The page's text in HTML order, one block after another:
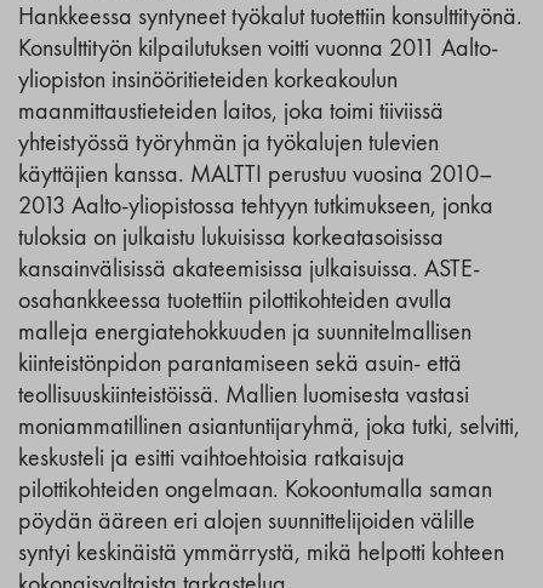
Hankkeessa syntyneet työkalut tuotettiin konsulttityönä.
Konsulttityön kilpailutuksen voitti vuonna 2011 Aalto-
yliopiston insinööritieteiden korkeakoulun
maanmittaustieteiden laitos, joka toimi tiiviissä
yhteistyössä työryhmän ja työkalujen tulevien
käyttäjien kanssa. MALTTI perustuu vuosina 2010–
2013 Aalto-yliopistossa tehtyyn tutkimukseen, jonka
tuloksia on julkaistu lukuisissa korkeatasoisissa
kansainvälisissä akateemisissa julkaisuissa. ASTE-
osahankkeessa tuotettiin pilottikohteiden avulla
malleja energiatehokkuuden ja suunnitelmallisen
kiinteistönpidon parantamiseen sekä asuin- että
teollisuuskiinteistöissä. Mallien luomisesta vastasi
moniammatillinen asiantuntijaryhmä, joka tutki, selvitti,
keskusteli ja esitti vaihtoehtoisia ratkaisuja
pilottikohteiden ongelmaan. Kokoontumalla saman
pöydän ääreen eri alojen suunnittelijoiden välille
syntyi keskinäistä ymmärrystä, mikä helpotti kohteen